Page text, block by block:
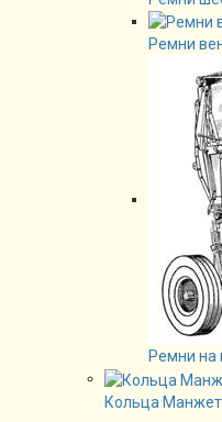
Ремни
Ремни на
Кольца